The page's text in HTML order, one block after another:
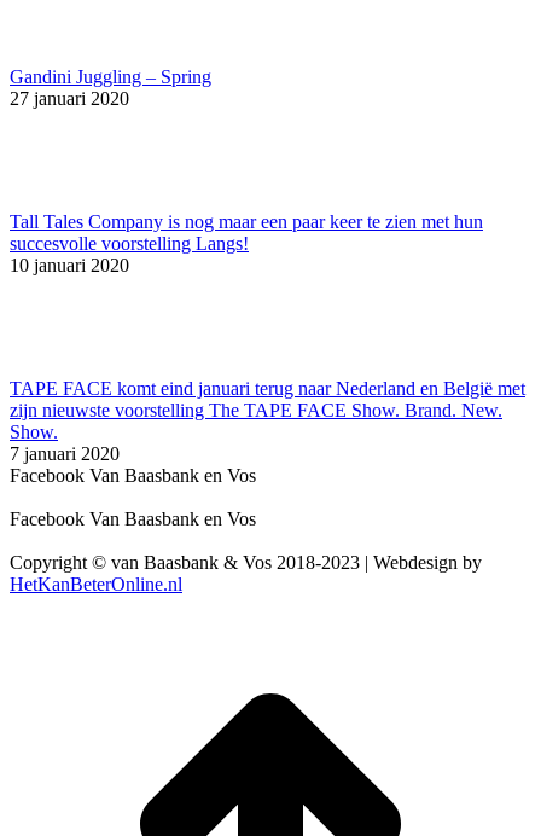
Gandini Juggling – Spring
27 januari 2020
Tall Tales Company is nog maar een paar keer te zien met hun
succesvolle voorstelling Langs!
10 januari 2020
TAPE FACE komt eind januari terug naar Nederland en België met
zijn nieuwste voorstelling The TAPE FACE Show. Brand. New.
Show.
7 januari 2020
Facebook Van Baasbank en Vos
Facebook Van Baasbank en Vos
Copyright © van Baasbank & Vos 2018-2023 | Webdesign by
HetKanBeterOnline.nl